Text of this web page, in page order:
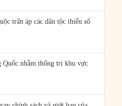
trấn áp các dân tộc thiểu số
Quốc nhằm thống trị khu vực